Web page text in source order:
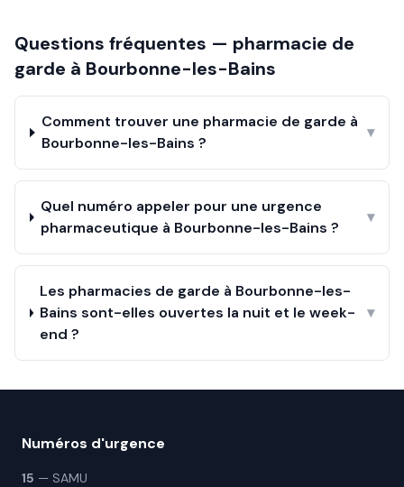
Questions fréquentes — pharmacie de
garde à Bourbonne-les-Bains
Comment trouver une pharmacie de garde à
Bourbonne-les-Bains ?
▾
Quel numéro appeler pour une urgence
pharmaceutique à Bourbonne-les-Bains ?
▾
Les pharmacies de garde à Bourbonne-les-
Bains sont-elles ouvertes la nuit et le week-
end ?
▾
Numéros d'urgence
15 — SAMU